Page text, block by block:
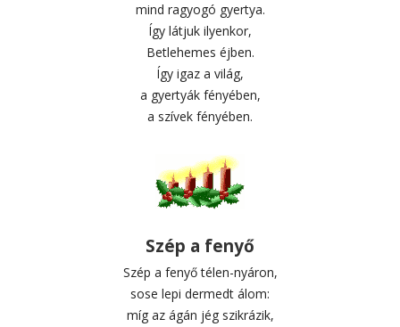
mind ragyogó gyertya.
Így látjuk ilyenkor,
Betlehemes éjben.
Így igaz a világ,
a gyertyák fényében,
a szívek fényében.
Szép a fenyő
Szép a fenyő télen-nyáron,
sose lepi dermedt álom:
míg az ágán jég szikrázik,